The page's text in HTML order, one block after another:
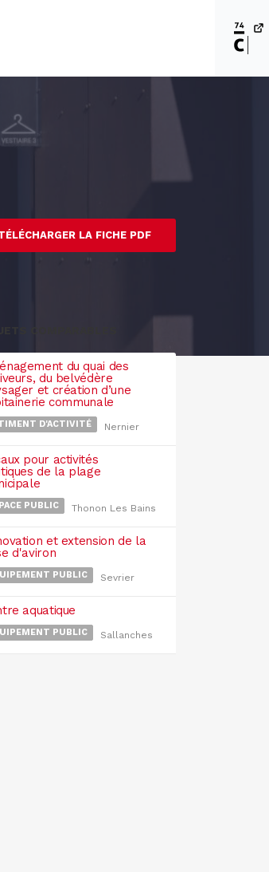
LA FICHE PDF
COMPARABLES
du quai des
du belvédère
et création d’une
communale
D'ACTIVITÉ Nernier
pour activités
de la plage
PUBLIC Thonon Les Bains
et extension de la
d'aviron
PUBLIC Sevrier
aquatique
PUBLIC Sallanches